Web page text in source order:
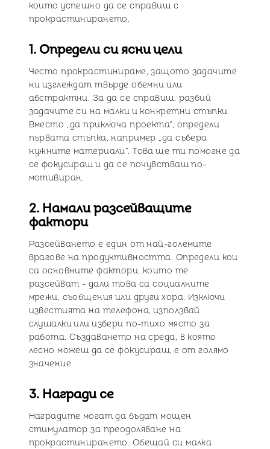
които успешно да се справиш с
прокрастинирането.
1. Определи си ясни цели
Често прокрастинираме, защото задачите
ни изглеждат твърде обемни или
абстрактни. За да се справиш, разбий
задачите си на малки и конкретни стъпки.
Вместо „да приключа проекта“, определи
първата стъпка, например „да събера
нужните материали“. Това ще ти помогне да
се фокусираш и да се почувстваш по-
мотивиран.
2. Намали разсейващите
фактори
Разсейването е един от най-големите
врагове на продуктивността. Определи кои
са основните фактори, които те
разсейват - дали това са социалните
мрежи, съобщения или други хора. Изключи
известията на телефона, използвай
слушалки или избери по-тихо място за
работа. Създаването на среда, в която
лесно можеш да се фокусираш, е от голямо
значение.
3. Награди се
Наградите могат да бъдат мощен
стимулатор за преодоляване на
прокрастинирането. Обещай си малка